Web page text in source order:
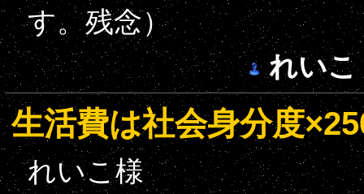
す。残念）
れいこ
生活費は社会身分度
れいこ様